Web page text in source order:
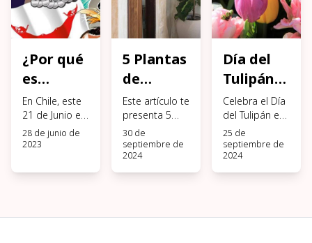
¿Por qué
es
feriado
este 21
de Junio?
En Chile, este
21 de Junio es
un feriado
nacional pero
28 de junio de
2023
5 Plantas
de
Interior
Grandes
y Altas
Este artículo te
presenta 5
plantas de
interior
grandes y
altas que
30 de
septiembre de
2024
Día del
Tulipán
en Chile:
Dónde
obtenerlos
Celebra el Día
del Tulipán en
Chile
descubriendo
dónde
encontrar los
25 de
septiembre de
2024